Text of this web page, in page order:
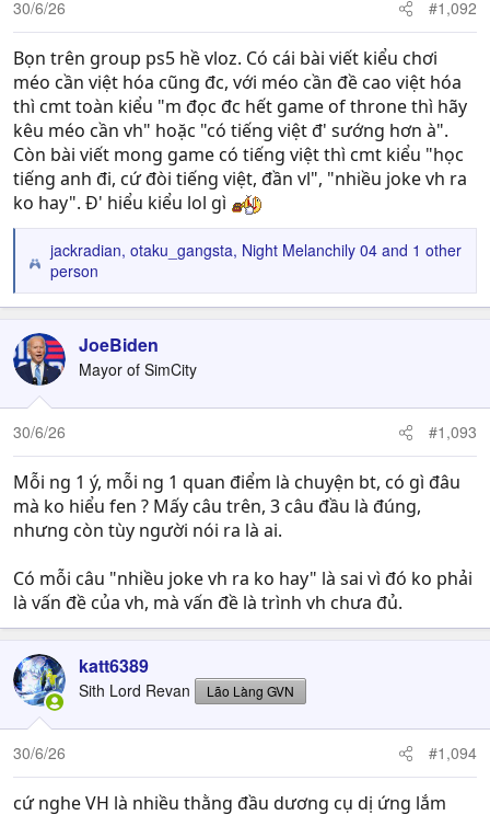
30/6/26 #1,092
Bọn trên group ps5 hề vloz. Có cái bài viết kiểu chơi
méo cần việt hóa cũng đc, với méo cần đề cao việt hóa
thì cmt toàn kiểu "m đọc đc hết game of throne thì hãy
kêu méo cần vh" hoặc "có tiếng việt đ' sướng hơn à".
Còn bài viết mong game có tiếng việt thì cmt kiểu "học
tiếng anh đi, cứ đòi tiếng việt, đần vl", "nhiều joke vh ra
ko hay". Đ' hiểu kiểu lol gì
R
e
a
c
t
i
n
s
:
jackradian, otaku_gangsta, Night Melanchily 04 and 1 other
person
JoeBiden
Mayor of SimCity
30/6/26 #1,093
Mỗi ng 1 ý, mỗi ng 1 quan điểm là chuyện bt, có gì đâu
mà ko hiểu fen ? Mấy câu trên, 3 câu đầu là đúng,
nhưng còn tùy người nói ra là ai.
Có mỗi câu "nhiều joke vh ra ko hay" là sai vì đó ko phải
là vấn đề của vh, mà vấn đề là trình vh chưa đủ.
katt6389
Sith Lord Revan Lão Làng GVN
30/6/26 #1,094
cứ nghe VH là nhiều thằng đầu dương cụ dị ứng lắm